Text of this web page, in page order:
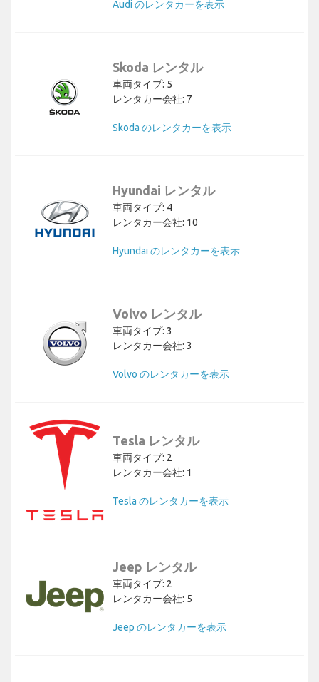
Audi のレンタカーを表示
Skoda レンタル
車両タイプ: 5
レンタカー会社: 7
Skoda のレンタカーを表示
Hyundai レンタル
車両タイプ: 4
レンタカー会社: 10
Hyundai のレンタカーを表示
Volvo レンタル
車両タイプ: 3
レンタカー会社: 3
Volvo のレンタカーを表示
Tesla レンタル
車両タイプ: 2
レンタカー会社: 1
Tesla のレンタカーを表示
Jeep レンタル
車両タイプ: 2
レンタカー会社: 5
Jeep のレンタカーを表示